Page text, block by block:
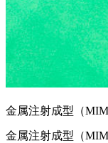
金属注射成型（MIM
金属注射成型（